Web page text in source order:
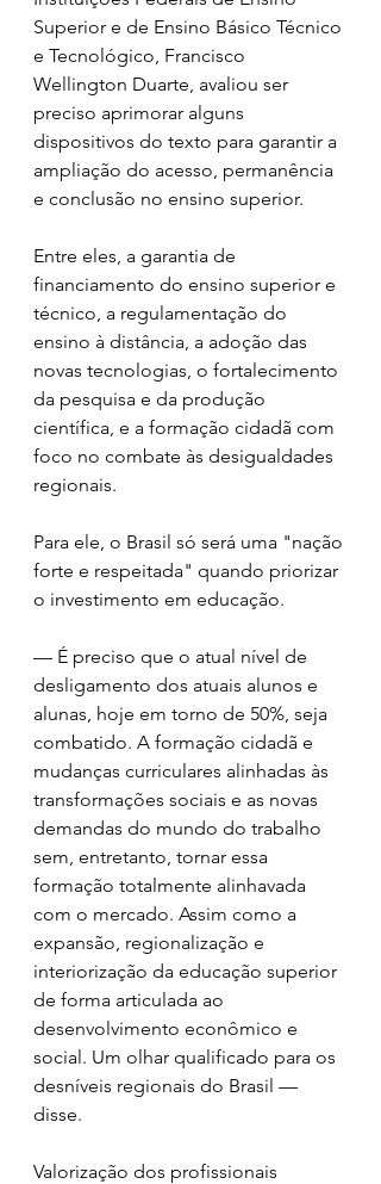
Superior e de Ensino Básico Técnico
e Tecnológico, Francisco
Wellington Duarte, avaliou ser
preciso aprimorar alguns
dispositivos do texto para garantir a
ampliação do acesso, permanência
e conclusão no ensino superior.
Entre eles, a garantia de
financiamento do ensino superior e
técnico, a regulamentação do
ensino à distância, a adoção das
novas tecnologias, o fortalecimento
da pesquisa e da produção
científica, e a formação cidadã com
foco no combate às desigualdades
regionais.
Para ele, o Brasil só será uma "nação
forte e respeitada" quando priorizar
o investimento em educação.
— É preciso que o atual nível de
desligamento dos atuais alunos e
alunas, hoje em torno de 50%, seja
combatido. A formação cidadã e
mudanças curriculares alinhadas às
transformações sociais e as novas
demandas do mundo do trabalho
sem, entretanto, tornar essa
formação totalmente alinhavada
com o mercado. Assim como a
expansão, regionalização e
interiorização da educação superior
de forma articulada ao
desenvolvimento econômico e
social. Um olhar qualificado para os
desníveis regionais do Brasil —
disse.
Valorização dos profissionais